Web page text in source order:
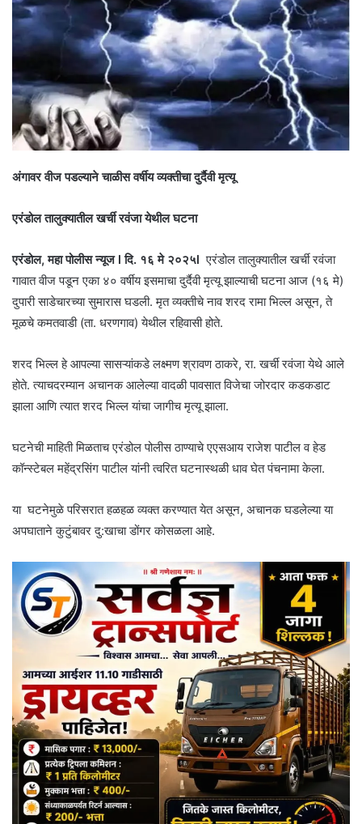
अंगावर वीज पडल्याने चाळीस वर्षीय व्यक्तीचा दुर्दैवी मृत्यू
एरंडोल तालुक्यातील खर्ची रवंजा येथील घटना
एरंडोल, महा पोलीस न्यूज l दि. १६ मे २०२५l एरंडोल तालुक्यातील खर्ची रवंजा
गावात वीज पडून एका ४० वर्षीय इसमाचा दुर्दैवी मृत्यू झाल्याची घटना आज (१६ मे)
दुपारी साडेचारच्या सुमारास घडली. मृत व्यक्तीचे नाव शरद रामा भिल्ल असून, ते
मूळचे कमतवाडी (ता. धरणगाव) येथील रहिवासी होते.
शरद भिल्ल हे आपल्या सासऱ्यांकडे लक्ष्मण श्रावण ठाकरे, रा. खर्ची रवंजा येथे आले
होते. त्याचदरम्यान अचानक आलेल्या वादळी पावसात विजेचा जोरदार कडकडाट
झाला आणि त्यात शरद भिल्ल यांचा जागीच मृत्यू झाला.
घटनेची माहिती मिळताच एरंडोल पोलीस ठाण्याचे एएसआय राजेश पाटील व हेड
कॉन्स्टेबल महेंद्रसिंग पाटील यांनी त्वरित घटनास्थळी धाव घेत पंचनामा केला.
या घटनेमुळे परिसरात हळहळ व्यक्त करण्यात येत असून, अचानक घडलेल्या या
अपघाताने कुटुंबावर दु:खाचा डोंगर कोसळला आहे.